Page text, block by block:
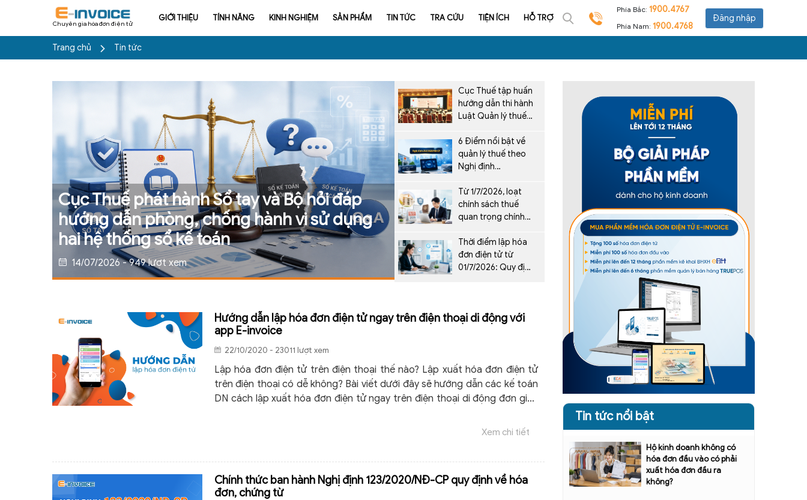
Chuyên gia hóa đơn điện tử
GIỚI THIỆU TÍNH NĂNG KINH NGHIỆM SẢN PHẨM TIN TỨC TRA CỨU TIỆN ÍCH HỖ TRỢ
Phía Bắc: 1900.4767
Phía Nam: 1900.4768
Đăng nhập
Trang chủ Tin tức
Cục Thuế phát hành Sổ tay và Bộ hỏi đáp
hướng dẫn phòng, chống hành vi sử dụng
hai hệ thống sổ kế toán
14/07/2026 - 949 lượt xem
Cục Thuế tập huấn
hướng dẫn thi hành
Luật Quản lý thuế
6 Điểm nổi bật về
quản lý thuế theo
Nghị định
1/7/2026
Từ 1/7/2026, loạt
chính sách thuế
quan trọng chính
Thời điểm lập hóa
đơn điện tử từ
01/7/2026: Quy định
Hướng dẫn lập hóa đơn điện tử ngay trên điện thoại di động với
app E-invoice
22/10/2020 - 23011 lượt xem
Lập hóa đơn điện tử trên điện thoại thế nào? Lập xuất hóa đơn điện tử
trên điện thoại có dễ không? Bài viết dưới đây sẽ hướng dẫn các kế toán
DN cách lập xuất hóa đơn điện tử ngay trên điện thoại di động đơn giản
Xem chi tiết
Chính thức ban hành Nghị định 123/2020/NĐ-CP quy định về hóa
đơn, chứng từ
Tin tức nổi bật
Hộ kinh doanh không có
hóa đơn đầu vào có phải
xuất hóa đơn đầu ra
không?